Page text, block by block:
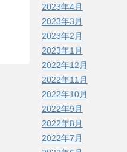
2023年4月
2023年3月
2023年2月
2023年1月
2022年12月
2022年11月
2022年10月
2022年9月
2022年8月
2022年7月